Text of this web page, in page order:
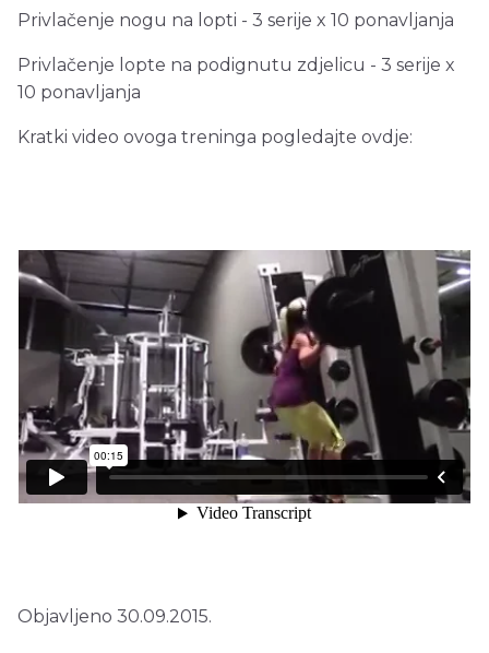
Privlačenje nogu na lopti - 3 serije x 10 ponavljanja
Privlačenje lopte na podignutu zdjelicu - 3 serije x
10 ponavljanja
Kratki video ovoga treninga pogledajte ovdje:
Objavljeno 30.09.2015.